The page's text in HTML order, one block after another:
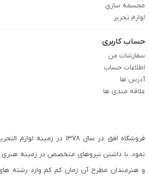
مجسمه سازی
لوازم تحریر
حساب کاربری
سفارشات من
اطلاعات حساب
آدرس ها
علاقه مندی ها
فروشگاه افق در سال ۱۳۷۸ در
نمود. با داشتن نیروهای متخصص در زمینه هنری و
و هنرمندان مطرح آن زمان کم کم وارد رشته